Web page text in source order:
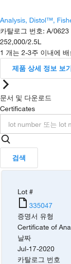
Analysis, Distol™,
카탈로그 번호: A/0623
252,000/2.5L
1 개는 2-3주 이내에
제품 상세 정보 보
문서 및 다운로드
Certificates
검색
Lot #
335047
증명서 유형
Certificate of
날짜
Jul-17-2020
카탈로그 번호